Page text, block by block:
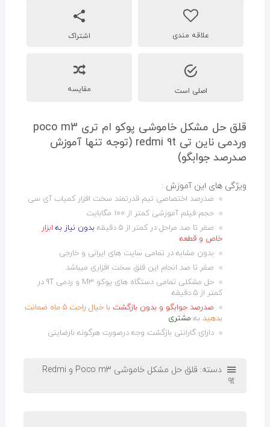
اشتراک
اصلی است مقایسه
قلق حل مشکل خاموشی پوکو ام تری poco m3
وردمی ناین تی redmi 9t (توجه تنها آموزش
صدرصد جوابگو)
ویژگی های این آموزش :
صدرصد اختصاصی تیم قدرتمند سخت افزار کمیاب آی سی
حجم فیلم آموزشی کمتر از ۱۰۰ مگابایت
صفر تا صد مراحل در کمتر از ۵ دقیقه
بدون نیاز به ابزار
خاص و قطعه
بدون مشابه در تمامی سایت های ایرانی و خارجی
صفر تا صد انجام این قلق سخت افزاری میباشد
حل مشکلی تمامی دستگاه های پوکو M3 و ردمی 9T در
کمتر از 5 دقیقه
صدرصد جوابگو و بدون بازگشت
با خیال راحت ۵ ماه ضمانت
بدهیدبه مشتری
دارای گارانتی بازگشت وجه درصورت هرگونه نارضایتی
دسته:
قلق حل مشکل خاموشی Poco m3 و Redmi
9t